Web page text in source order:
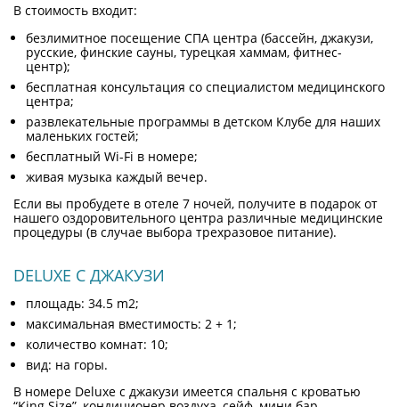
В стоимость входит:
безлимитное посещение СПА центра (бассейн, джакузи,
русские, финские сауны, турецкая хаммам, фитнес-
центр);
бесплатная консультация со специалистом медицинского
центра;
развлекательные программы в детском Клубе для наших
маленьких гостей;
бесплатный Wi-Fi в номере;
живая музыка каждый вечер.
Если вы пробудете в отеле 7 ночей, получите в подарок от
нашего оздоровительного центра различные медицинские
процедуры (в случае выбора трехразовое питание).
DELUXE С ДЖАКУЗИ
площадь: 34.5 m2;
максимальная вместимость: 2 + 1;
количество комнат: 10;
вид: на горы.
В номере Deluxe с джакузи имеется спальня с кроватью